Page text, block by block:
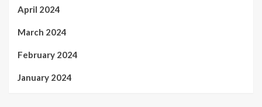
April 2024
March 2024
February 2024
January 2024